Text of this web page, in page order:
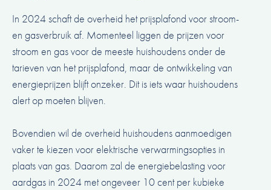
In 2024 schaft de overheid het prijsplafond voor stroom-
en gasverbruik af. Momenteel liggen de prijzen voor
stroom en gas voor de meeste huishoudens onder de
tarieven van het prijsplafond, maar de ontwikkeling van
energieprijzen blijft onzeker. Dit is iets waar huishoudens
alert op moeten blijven.
Bovendien wil de overheid huishoudens aanmoedigen
vaker te kiezen voor elektrische verwarmingsopties in
plaats van gas. Daarom zal de energiebelasting voor
aardgas in 2024 met ongeveer 10 cent per kubieke